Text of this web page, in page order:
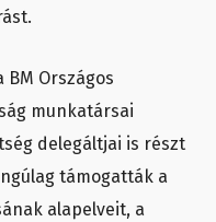
Országos
munkatársai
delegáltjai is részt
támogatták a
alapelveit, a